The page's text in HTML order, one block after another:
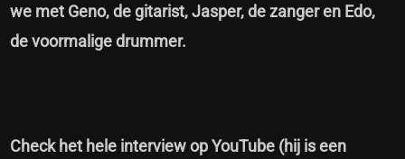
we met Geno, de gitarist, Jasper, de zanger en Edo,
de voormalige drummer.
Check het hele interview op YouTube (hij is een